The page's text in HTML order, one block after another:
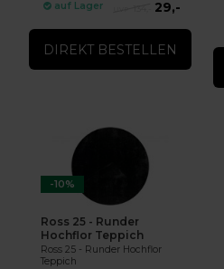
auf Lager 29,-
DIREKT BESTELLEN
-10%
Ross 25 - Runder
Hochflor Teppich
Ross 25 - Runder Hochflor
Teppich